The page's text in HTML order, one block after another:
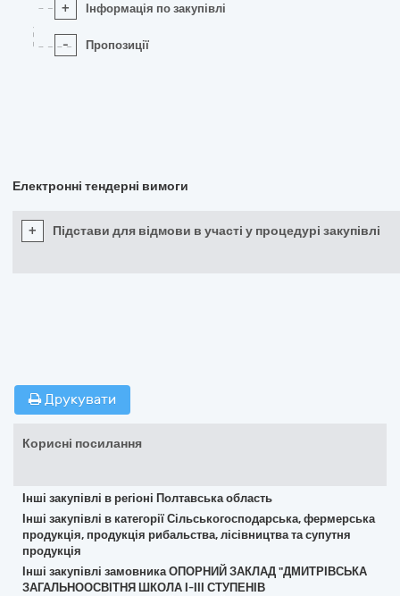
+ Інформація по закупівлі
- Пропозиції
Електронні тендерні вимоги
+ Підстави для відмови в участі у процедурі закупівлі
Друкувати
Корисні посилання
Інші закупівлі в регіоні Полтавська область
Інші закупівлі в категорії Сільськогосподарська, фермерська
продукція, продукція рибальства, лісівництва та супутня
продукція
Інші закупівлі замовника ОПОРНИЙ ЗАКЛАД "ДМИТРІВСЬКА
ЗАГАЛЬНООСВІТНЯ ШКОЛА І-ІІІ СТУПЕНІВ